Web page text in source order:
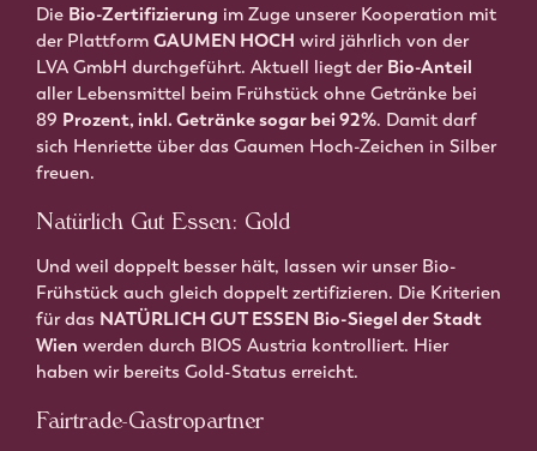
Die Bio-Zertifizierung im Zuge unserer Kooperation mit
der Plattform GAUMEN HOCH wird jährlich von der
LVA GmbH durchgeführt. Aktuell liegt der Bio-Anteil
aller Lebensmittel beim Frühstück ohne Getränke bei
89 Prozent, inkl. Getränke sogar bei 92%. Damit darf
sich Henriette über das Gaumen Hoch-Zeichen in Silber
freuen.
Natürlich Gut Essen: Gold
Und weil doppelt besser hält, lassen wir unser Bio-
Frühstück auch gleich doppelt zertifizieren. Die Kriterien
für das NATÜRLICH GUT ESSEN Bio-Siegel der Stadt
Wien werden durch BIOS Austria kontrolliert. Hier
haben wir bereits Gold-Status erreicht.
Fairtrade-Gastropartner